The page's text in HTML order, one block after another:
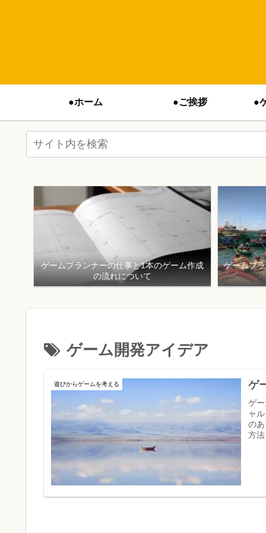
●ホーム ●ご挨拶 ●
ゲームプランナーの仕事と1本のゲーム作成
の流れについて
ゲームプ
ゲーム開発アイデア
遊びからゲームを考える ゲ
ゲ
ャ
の
方